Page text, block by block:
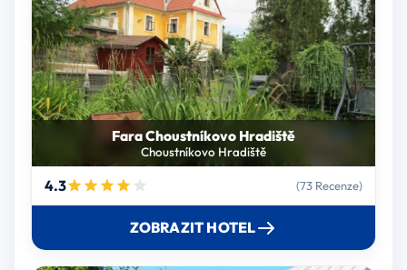
Fara Choustníkovo Hradiště
Choustníkovo Hradiště
4.3 (73 Recenze)
ZOBRAZIT HOTEL